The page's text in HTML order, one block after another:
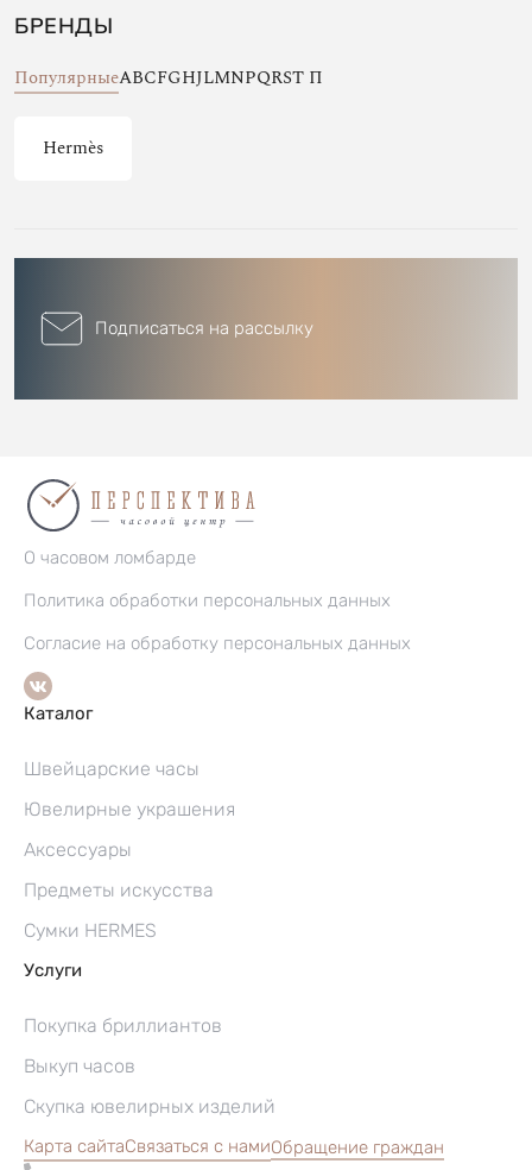
БРЕНДЫ
ПопулярныеABCFGHJLMNPQRST П
Hermès
Подписаться на рассылку
О часовом ломбарде
Политика обработки персональных данных
Согласие на обработку персональных данных
Каталог
Швейцарские часы
Ювелирные украшения
Аксессуары
Предметы искусства
Сумки HERMES
Услуги
Покупка бриллиантов
Выкуп часов
Скупка ювелирных изделий
Карта сайтаСвязаться с намиОбращение граждан